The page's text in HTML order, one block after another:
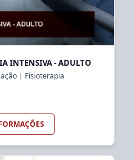
INTENSIVA - ADULTO
| Fisioterapia